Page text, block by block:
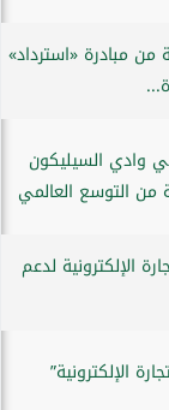
مبادرة «استرداد»
وادي السيليكون
من التوسع العالمي
الإلكترونية لدعم
الإلكترونية”